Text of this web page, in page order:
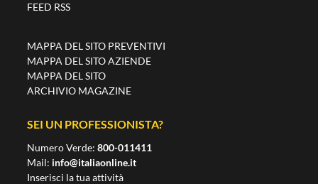
FEED RSS
MAPPA DEL SITO PREVENTIVI
MAPPA DEL SITO AZIENDE
MAPPA DEL SITO
ARCHIVIO MAGAZINE
SEI UN PROFESSIONISTA?
Numero Verde:800-011411
Mail: info@italiaonline.it
Inserisci la tua attività